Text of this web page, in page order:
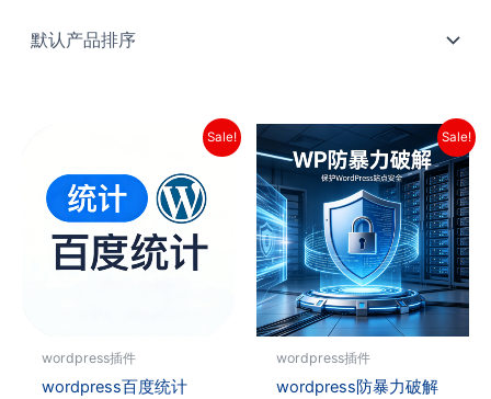
Sale!
wordpress插件
wordpress百度统计
Sale!
wordpress插件
wordpress防暴力破解